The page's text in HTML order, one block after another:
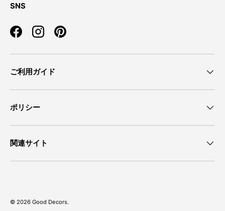
SNS
FacebookInstagramPinterest
ご利用ガイド
ポリシー
関連サイト
© 2026 Good Decors.